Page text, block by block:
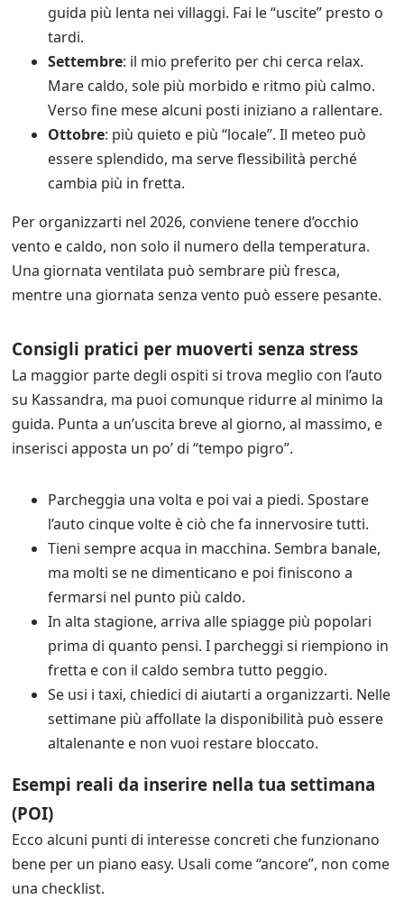
guida più lenta nei villaggi. Fai le “uscite” presto o
tardi.
Settembre: il mio preferito per chi cerca relax.
Mare caldo, sole più morbido e ritmo più calmo.
Verso fine mese alcuni posti iniziano a rallentare.
Ottobre: più quieto e più “locale”. Il meteo può
essere splendido, ma serve flessibilità perché
cambia più in fretta.
Per organizzarti nel 2026, conviene tenere d’occhio
vento e caldo, non solo il numero della temperatura.
Una giornata ventilata può sembrare più fresca,
mentre una giornata senza vento può essere pesante.
Consigli pratici per muoverti senza stress
La maggior parte degli ospiti si trova meglio con l’auto
su Kassandra, ma puoi comunque ridurre al minimo la
guida. Punta a un’uscita breve al giorno, al massimo, e
inserisci apposta un po’ di “tempo pigro”.
Parcheggia una volta e poi vai a piedi. Spostare
l’auto cinque volte è ciò che fa innervosire tutti.
Tieni sempre acqua in macchina. Sembra banale,
ma molti se ne dimenticano e poi finiscono a
fermarsi nel punto più caldo.
In alta stagione, arriva alle spiagge più popolari
prima di quanto pensi. I parcheggi si riempiono in
fretta e con il caldo sembra tutto peggio.
Se usi i taxi, chiedici di aiutarti a organizzarti. Nelle
settimane più affollate la disponibilità può essere
altalenante e non vuoi restare bloccato.
Esempi reali da inserire nella tua settimana
(POI)
Ecco alcuni punti di interesse concreti che funzionano
bene per un piano easy. Usali come “ancore”, non come
una checklist.